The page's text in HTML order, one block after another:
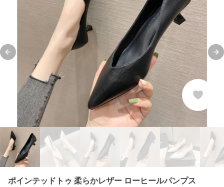
Previous slide
ポインテッドトゥ 柔らかレザー ローヒールパンプス